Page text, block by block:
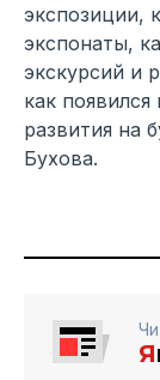
экспозиции,
экспонаты,
экскурсий и
как
развития на
Бухова.
Я